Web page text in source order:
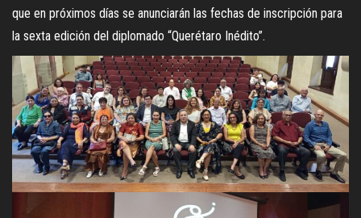
que en próximos días se anunciarán las fechas de inscripción para
la sexta edición del diplomado “Querétaro Inédito”.